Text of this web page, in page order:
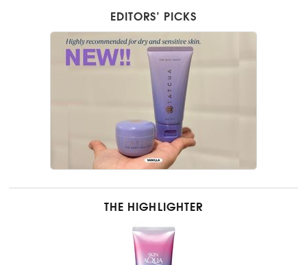
EDITORS’ PICKS
THE HIGHLIGHTER